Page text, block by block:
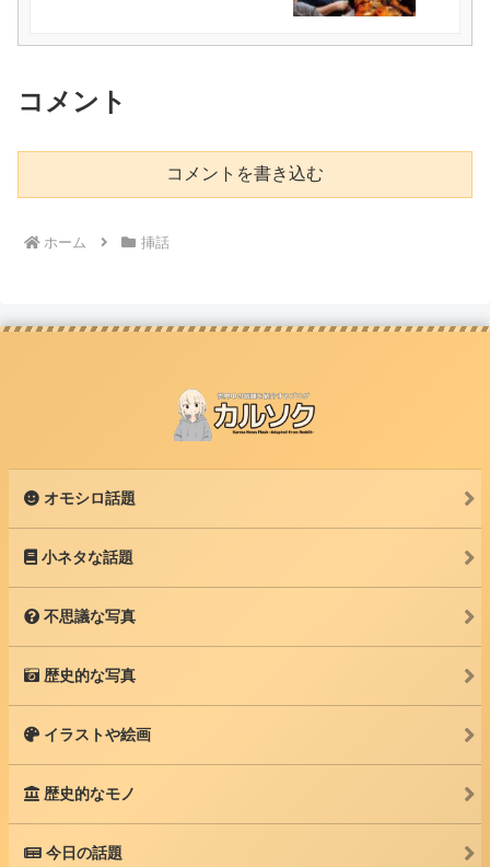
コメント
コメントを書き込む
ホーム 挿話
オモシロ話題
小ネタな話題
不思議な写真
歴史的な写真
イラストや絵画
歴史的なモノ
今日の話題